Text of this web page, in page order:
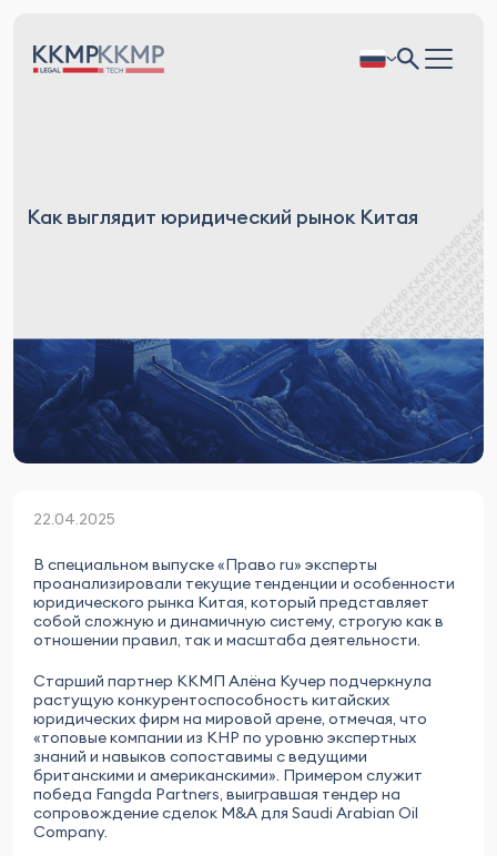
Как выглядит юридический рынок Китая
22.04.2025
В специальном выпуске «Право ru» эксперты
проанализировали текущие тенденции и особенности
юридического рынка Китая, который представляет
собой сложную и динамичную систему, строгую как в
отношении правил, так и масштаба деятельности.
Старший партнер ККМП Алёна Кучер подчеркнула
растущую конкурентоспособность китайских
юридических фирм на мировой арене, отмечая, что
«топовые компании из КНР по уровню экспертных
знаний и навыков сопоставимы с ведущими
британскими и американскими». Примером служит
победа Fangda Partners, выигравшая тендер на
сопровождение сделок M&A для Saudi Arabian Oil
Company.